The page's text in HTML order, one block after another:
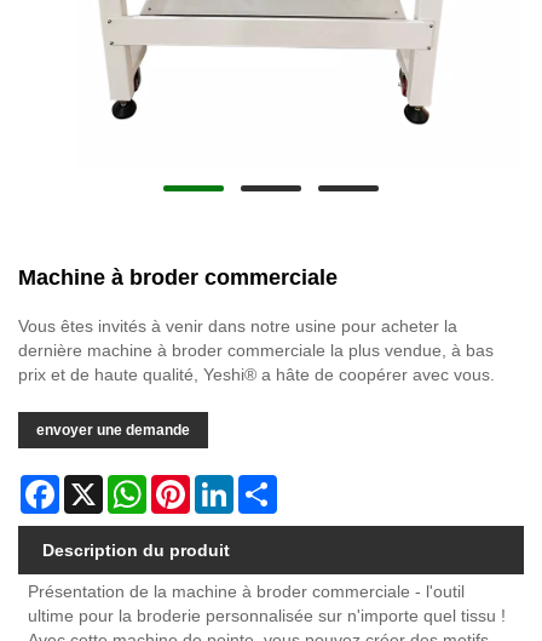
Machine à broder commerciale
Vous êtes invités à venir dans notre usine pour acheter la
dernière machine à broder commerciale la plus vendue, à bas
prix et de haute qualité, Yeshi® a hâte de coopérer avec vous.
envoyer une demande
Facebook
X WhatsAppPinterestLinkedIn
Description du produit
Présentation de la machine à broder commerciale - l'outil
ultime pour la broderie personnalisée sur n'importe quel tissu !